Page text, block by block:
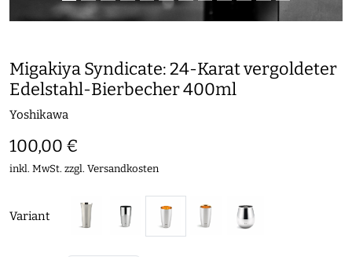
Migakiya Syndicate: 24-Karat vergoldeter
Edelstahl-Bierbecher 400ml
Yoshikawa
100,00 €
inkl. MwSt. zzgl. Versandkosten
Variant